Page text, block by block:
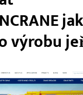
výrobu